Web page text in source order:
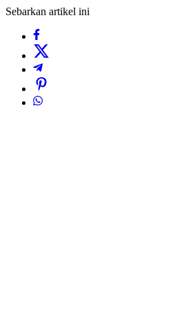
Sebarkan artikel ini